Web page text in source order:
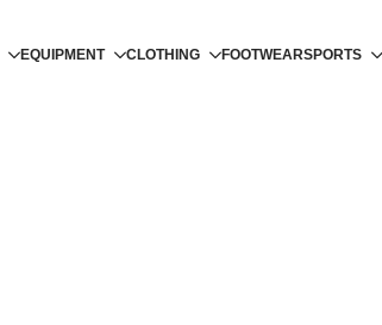
EQUIPMENT CLOTHING FOOTWEARSPORTS